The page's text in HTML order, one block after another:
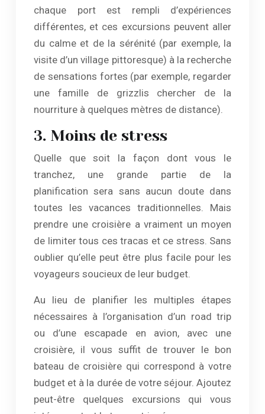
chaque port est rempli d’expériences
différentes, et ces excursions peuvent aller
du calme et de la sérénité (par exemple, la
visite d’un village pittoresque) à la recherche
de sensations fortes (par exemple, regarder
une famille de grizzlis chercher de la
nourriture à quelques mètres de distance).
3. Moins de stress
Quelle que soit la façon dont vous le
tranchez, une grande partie de la
planification sera sans aucun doute dans
toutes les vacances traditionnelles. Mais
prendre une croisière a vraiment un moyen
de limiter tous ces tracas et ce stress. Sans
oublier qu’elle peut être plus facile pour les
voyageurs soucieux de leur budget.
Au lieu de planifier les multiples étapes
nécessaires à l’organisation d’un road trip
ou d’une escapade en avion, avec une
croisière, il vous suffit de trouver le bon
bateau de croisière qui correspond à votre
budget et à la durée de votre séjour. Ajoutez
peut-être quelques excursions qui vous